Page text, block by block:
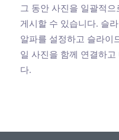
그 동안 사진을 일괄적
게시할 수 있습니다. 슬
알파를 설정하고 슬라이
일 사진을 함께 연결하
다.